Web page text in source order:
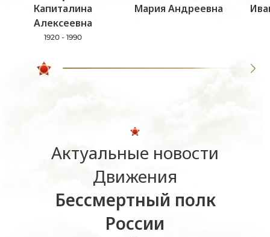
Капиталина
Алексеевна
1920 - 1990
Мария Андреевна
Актуальные новости
Движения
Бессмертный полк
России